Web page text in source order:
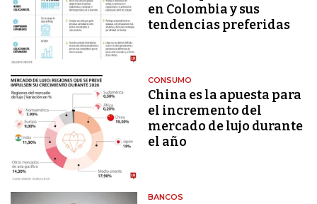
en Colombia y sus
tendencias preferidas
CONSUMO
China es la apuesta para
el incremento del
mercado de lujo durante
el año
BANCOS